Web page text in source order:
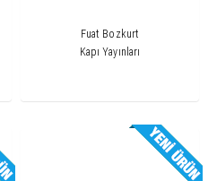
Fuat Bozkurt
Kapı Yayınları